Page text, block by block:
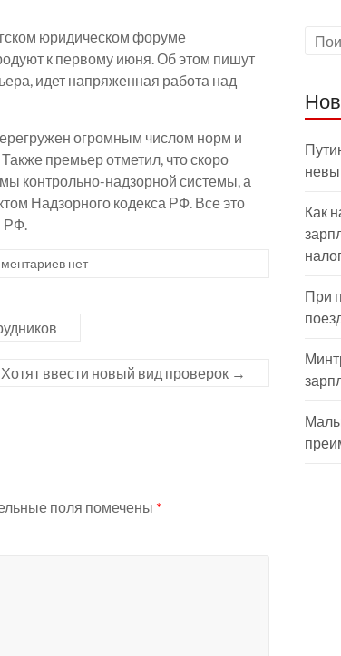
юридическом форуме
к первому июня. Об этом пишут
идет напряженная работа над
огромным числом норм и
премьер отметил, что скоро
контрольно-надзорной системы, а
Надзорного кодекса РФ. Все это
РФ.
нет
Хотят ввести новый вид проверок →
поля помечены *
Как
При